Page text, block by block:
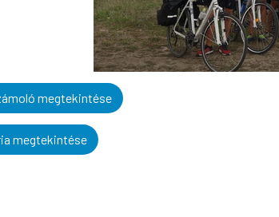
megtekintése
megtekintése